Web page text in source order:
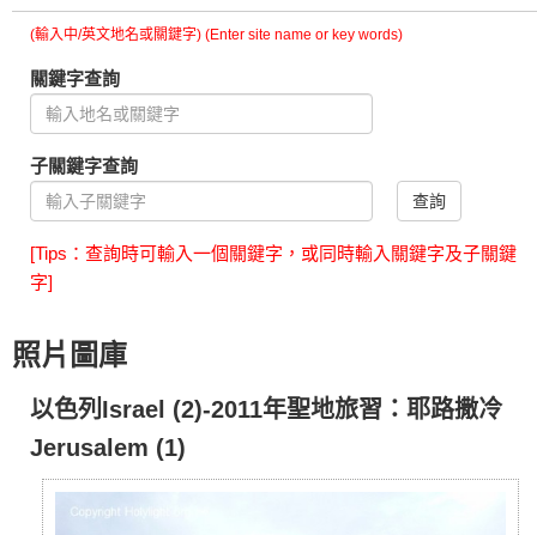
(輸入中/英文地名或關鍵字) (Enter site name or key words)
關鍵字查詢
子關鍵字查詢
查詢
[Tips：查詢時可輸入一個關鍵字，或同時輸入關鍵字及子關鍵
字]
照片圖庫
以色列Israel (2)-2011年聖地旅習：耶路撒冷
Jerusalem (1)